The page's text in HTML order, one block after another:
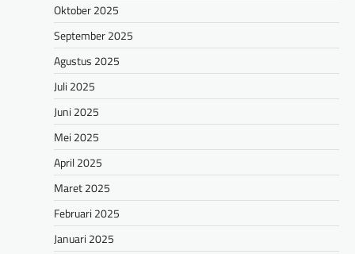
Oktober 2025
September 2025
Agustus 2025
Juli 2025
Juni 2025
Mei 2025
April 2025
Maret 2025
Februari 2025
Januari 2025